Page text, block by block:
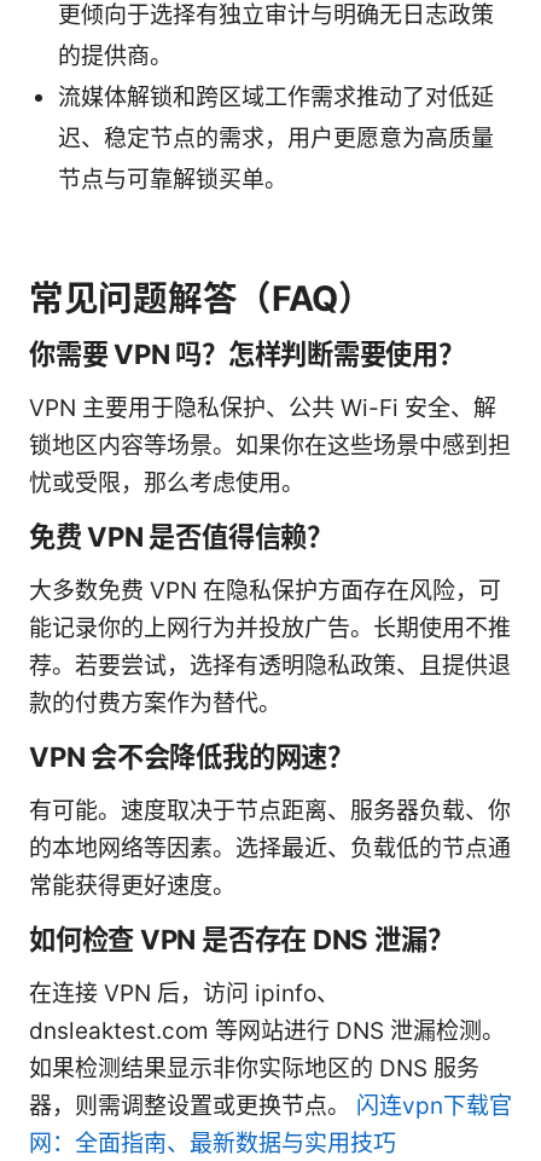
更倾向于选择有独立审计与明确无日志政策
的提供商。
流媒体解锁和跨区域工作需求推动了对低延
迟、稳定节点的需求，用户更愿意为高质量
节点与可靠解锁买单。
常见问题解答（FAQ）
你需要 VPN 吗？怎样判断需要使用？
VPN 主要用于隐私保护、公共 Wi-Fi 安全、解
锁地区内容等场景。如果你在这些场景中感到担
忧或受限，那么考虑使用。
免费 VPN 是否值得信赖？
大多数免费 VPN 在隐私保护方面存在风险，可
能记录你的上网行为并投放广告。长期使用不推
荐。若要尝试，选择有透明隐私政策、且提供退
款的付费方案作为替代。
VPN 会不会降低我的网速？
有可能。速度取决于节点距离、服务器负载、你
的本地网络等因素。选择最近、负载低的节点通
常能获得更好速度。
如何检查 VPN 是否存在 DNS 泄漏？
在连接 VPN 后，访问 ipinfo、
dnsleaktest.com 等网站进行 DNS 泄漏检测。
如果检测结果显示非你实际地区的 DNS 服务
器，则需调整设置或更换节点。 闪连vpn下载官
网：全面指南、最新数据与实用技巧